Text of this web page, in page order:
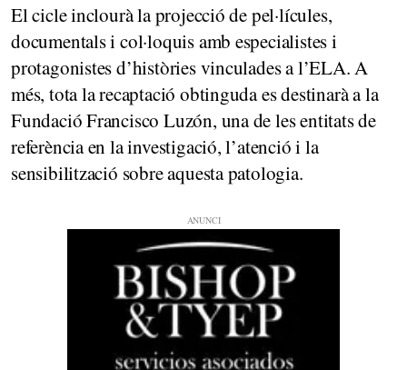
El cicle inclourà la projecció de pel·lícules,
documentals i col·loquis amb especialistes i
protagonistes d’històries vinculades a l’ELA. A
més, tota la recaptació obtinguda es destinarà a la
Fundació Francisco Luzón, una de les entitats de
referència en la investigació, l’atenció i la
sensibilització sobre aquesta patologia.